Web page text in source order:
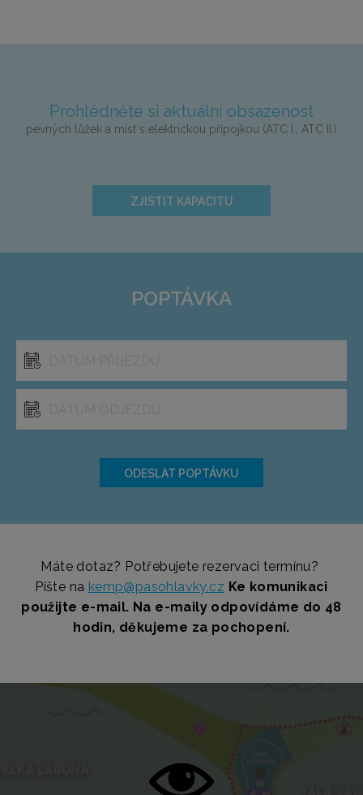
Prohlédněte si aktuální obsazenost
pevných lůžek a míst s elektrickou přípojkou (ATC I., ATC II.)
ZJISTIT KAPACITU
POPTÁVKA
Máte dotaz? Potřebujete rezervaci termínu?
Pište na kemp@pasohlavky.cz Ke komunikaci
použijte e-mail. Na e-maily odpovídáme do 48
hodin, děkujeme za pochopení.